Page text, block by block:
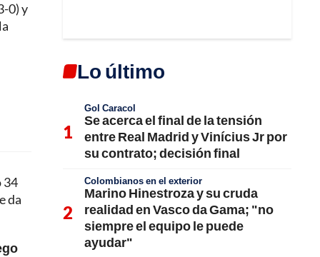
0) y
34
da
Lo último
Gol Caracol
Se acerca el final de la tensión
entre Real Madrid y Vinícius Jr por
su contrato; decisión final
Colombianos en el exterior
Marino Hinestroza y su cruda
realidad en Vasco da Gama; "no
siempre el equipo le puede
ayudar"